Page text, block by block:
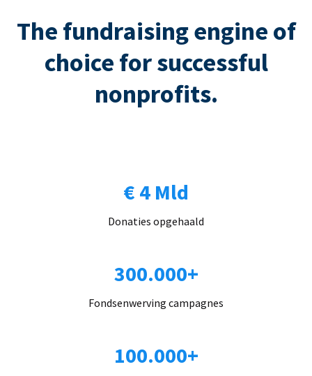
The fundraising engine of
choice for successful
nonprofits.
€ 4 Mld
Donaties opgehaald
300.000+
Fondsenwerving campagnes
100.000+